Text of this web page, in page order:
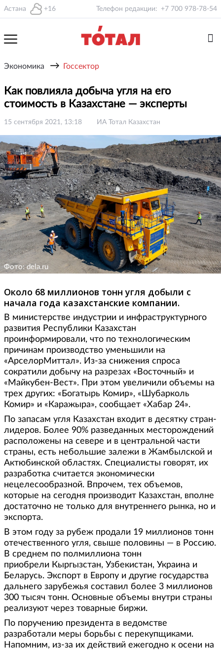
Астана +16 Телефон редакции: +7 700 978-78-54
Экономика → Госсектор
Как повлияла добыча угля на его
стоимость в Казахстане — эксперты
15 сентября 2021, 13:18 ИА Тотал Казахстан
Фото: dela.ru
Около 68 миллионов тонн угля добыли с
начала года казахстанские компании.
В министерстве индустрии и инфраструктурного
развития Республики Казахстан
проинформировали, что по технологическим
причинам производство уменьшили на
«АрселорМиттал». Из-за снижения спроса
сократили добычу на разрезах «Восточный» и
«Майкубен-Вест». При этом увеличили объемы на
трех других: «Богатырь Комир», «Шубарколь
Комир» и «Каражыра», сообщает «Хабар 24».
По запасам угля Казахстан входит в десятку стран-
лидеров. Более 90% разведанных месторождений
расположены на севере и в центральной части
страны, есть небольшие залежи в Жамбылской и
Актюбинской областях. Специалисты говорят, их
разработка считается экономически
нецелесообразной. Впрочем, тех объемов,
которые на сегодня производит Казахстан, вполне
достаточно не только для внутреннего рынка, но и
экспорта.
В этом году за рубеж продали 19 миллионов тонн
отечественного угля, свыше половины — в Россию.
В среднем по полмиллиона тонн
приобрели Кыргызстан, Узбекистан, Украина и
Беларусь. Экспорт в Европу и другие государства
дальнего зарубежья составил более 3 миллионов
300 тысяч тонн. Основные объемы внутри страны
реализуют через товарные биржи.
По поручению президента в ведомстве
разработали меры борьбы с перекупщиками.
Напомним, из-за их действий ежегодно к осени на